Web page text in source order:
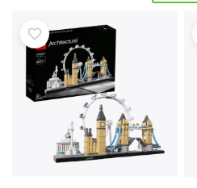
. Kvalitetne LEGO
dug vijek trajanjaizloženih
moderne arhitekture, klasičnih
dekoraciju, LEGO Architecture
odrasle i tinejdžere nude
slaganja, razvijaju osjećaj za
dodatak interijeru. Skupljajte
kombinirajte različite
kolekciju LEGO Architecture.